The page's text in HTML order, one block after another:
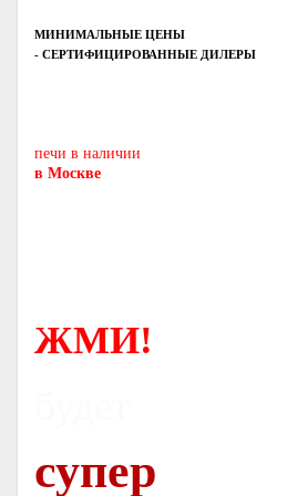
МИНИМАЛЬНЫЕ ЦЕНЫ
- СЕРТИФИЦИРОВАННЫЕ ДИЛЕРЫ
печи в наличии
в Москве
ЖМИ!
супер